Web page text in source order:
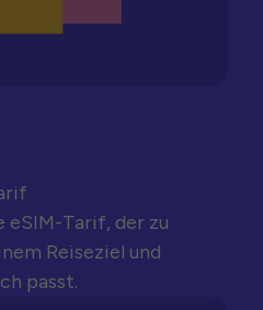
eSIM-Tarif, der zu
Reiseziel und
passt.